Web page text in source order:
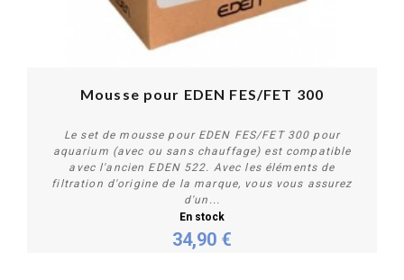
Acheter
Mousse pour EDEN FES/FET 300
Le set de mousse pour EDEN FES/FET 300 pour
aquarium (avec ou sans chauffage) est compatible
avec l'ancien EDEN 522. Avec les éléments de
filtration d'origine de la marque, vous vous assurez
d'un...
En stock
34,90 €